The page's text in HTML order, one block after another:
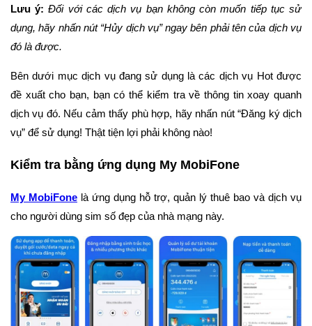
Lưu ý: Đối với các dịch vụ bạn không còn muốn tiếp tục sử
dụng, hãy nhấn nút “Hủy dịch vụ” ngay bên phải tên của dịch vụ
đó là được.
Bên dưới mục dịch vụ đang sử dụng là các dịch vụ Hot được
đề xuất cho bạn, bạn có thể kiểm tra về thông tin xoay quanh
dịch vụ đó. Nếu cảm thấy phù hợp, hãy nhấn nút “Đăng ký dịch
vụ” để sử dụng! Thật tiện lợi phải không nào!
Kiểm tra bằng ứng dụng My MobiFone
My MobiFone là ứng dụng hỗ trợ, quản lý thuê bao và dịch vụ
cho người dùng sim số đẹp của nhà mạng này.